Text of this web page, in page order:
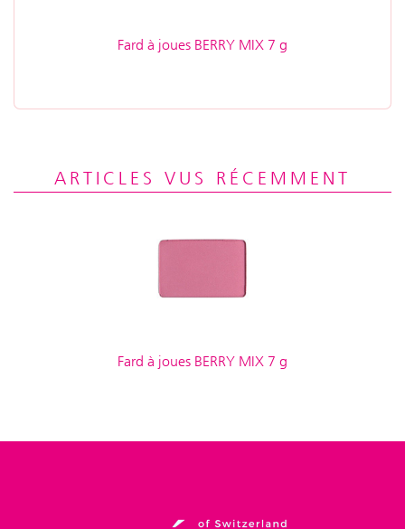
Fard à joues BERRY MIX 7 g
ARTICLES VUS RÉCEMMENT
Fard à joues BERRY MIX 7 g